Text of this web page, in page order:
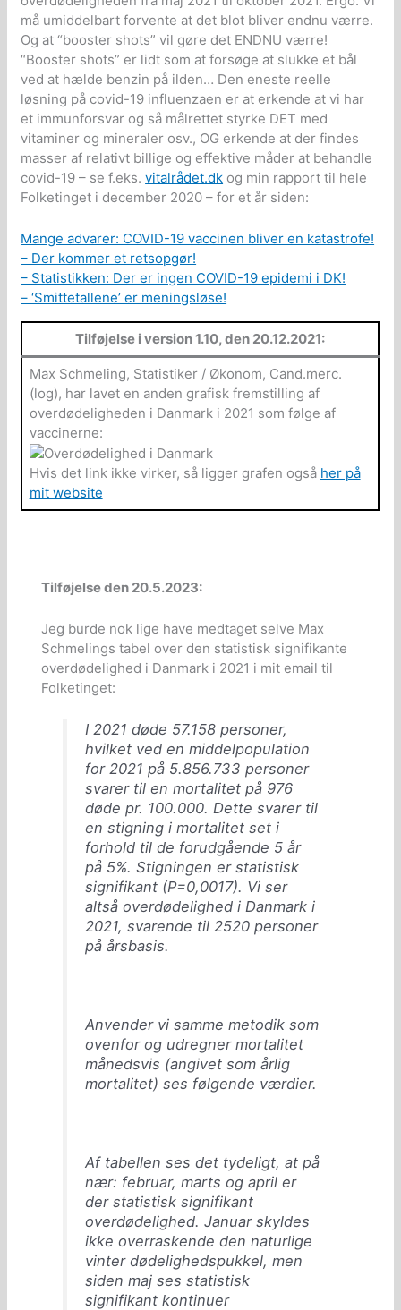
må umiddelbart forvente at det blot bliver endnu værre.
Og at “booster shots” vil gøre det ENDNU værre!
“Booster shots” er lidt som at forsøge at slukke et bål
ved at hælde benzin på ilden… Den eneste reelle
løsning på covid-19 influenzaen er at erkende at vi har
et immunforsvar og så målrettet styrke DET med
vitaminer og mineraler osv., OG erkende at der findes
masser af relativt billige og effektive måder at behandle
covid-19 – se f.eks.vitalrådet.dk og min rapport til hele
Folketinget i december 2020 – for et år siden:
Mange advarer: COVID-19 vaccinen bliver en katastrofe!
– Der kommer et retsopgør!
– Statistikken: Der er ingen COVID-19 epidemi i DK!
– ‘Smittetallene’ er meningsløse!
Tilføjelse i version 1.10, den 20.12.2021:
Max Schmeling, Statistiker / Økonom, Cand.merc.
(log), har lavet en anden grafisk fremstilling af
overdødeligheden i Danmark i 2021 som følge af
vaccinerne:
Hvis det link ikke virker, så ligger grafen også her på
mit website
Tilføjelse den 20.5.2023:
Jeg burde nok lige have medtaget selve Max
Schmelings tabel over den statistisk signifikante
overdødelighed i Danmark i 2021 i mit email til
Folketinget:
I 2021 døde 57.158 personer,
hvilket ved en middelpopulation
for 2021 på 5.856.733 personer
svarer til en mortalitet på 976
døde pr. 100.000. Dette svarer til
en stigning i mortalitet set i
forhold til de forudgående 5 år
på 5%. Stigningen er statistisk
signifikant (P=0,0017). Vi ser
altså overdødelighed i Danmark i
2021, svarende til 2520 personer
på årsbasis.
Anvender vi samme metodik som
ovenfor og udregner mortalitet
månedsvis (angivet som årlig
mortalitet) ses følgende værdier.
Af tabellen ses det tydeligt, at på
nær: februar, marts og april er
der statistisk signifikant
overdødelighed. Januar skyldes
ikke overraskende den naturlige
vinter dødelighedspukkel, men
siden maj ses statistisk
signifikant kontinuer